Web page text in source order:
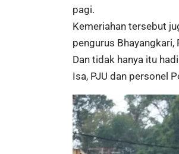
pagi.
Kemeriahan tersebut
pengurus Bhayangkari,
Dan tidak hanya itu
Isa, PJU dan personel